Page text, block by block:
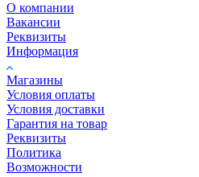
О компании
Вакансии
Реквизиты
Информация
Магазины
Условия оплаты
Условия доставки
Гарантия на товар
Реквизиты
Политика
Возможности